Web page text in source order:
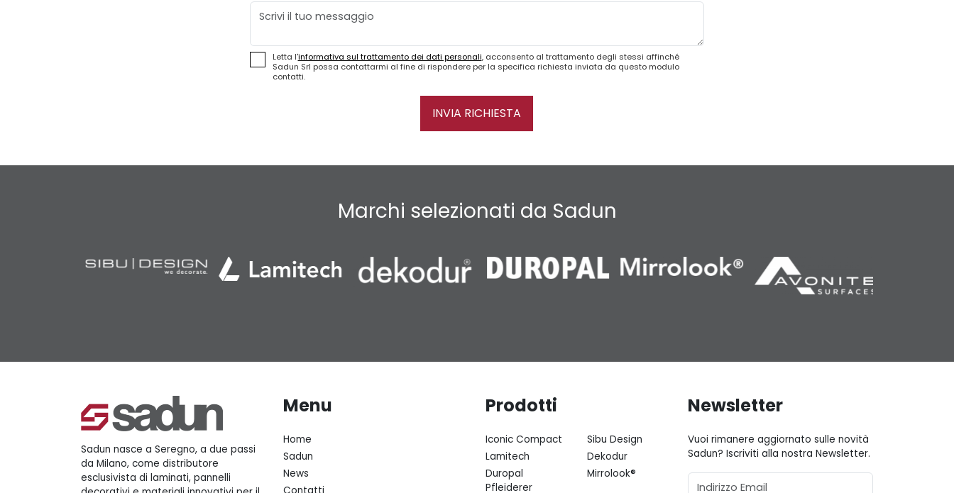
Messaggio
Letta l'informativa sul trattamento dei dati personali, acconsento al trattamento degli stessi affinché
Sadun Srl possa contattarmi al fine di rispondere per la specifica richiesta inviata da questo modulo
contatti.
INVIA RICHIESTA
Marchi selezionati da Sadun
Sadun nasce a Seregno, a due passi
da Milano, come distributore
esclusivista di laminati, pannelli
Menu
Home
Sadun
News
Prodotti
Iconic Compact
Sibu Design
Lamitech
Dekodur
Duropal
Pfleiderer
Mirrolook®
Newsletter
Vuoi rimanere aggiornato sulle novità
Sadun? Iscriviti alla nostra Newsletter.
Email